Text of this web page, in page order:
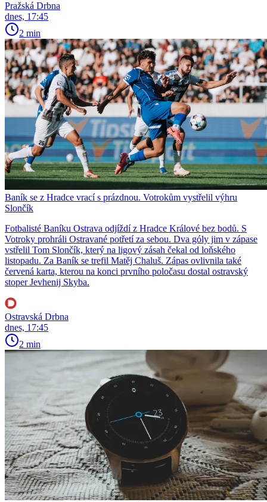
Pražská Drbna
dnes, 17:45
2 min
Baník se z Hradce vrací s prázdnou. Votrokům vystřelil výhru
Slončík
Fotbalisté Baníku Ostrava odjíždí z Hradce Králové bez bodů. S
Votroky prohráli Ostravané potřetí za sebou. Dva góly jim v zápase
vstřelil Tom Slončík, který na ligový zásah čekal od loňského
listopadu. Za Baník se trefil Matěj Chaluš. Zápas ovlivnila také
červená karta, kterou na konci prvního poločasu dostal ostravský
stoper Jevhenij Skyba.
Ostravská Drbna
dnes, 17:45
2 min